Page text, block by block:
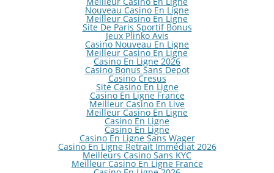
Nouveau Casino En Ligne
Meilleur Casino En Ligne
Site De Paris Sportif Bonus
Jeux Plinko Avis
Casino Nouveau En Ligne
Meilleur Casino En Ligne
Casino En Ligne 2026
Casino Bonus Sans Depot
Casino Cresus
Site Casino En Ligne
Casino En Ligne France
Meilleur Casino En Live
Meilleur Casino En Ligne
Casino En Ligne
Casino En Ligne
Casino En Ligne Sans Wager
Casino En Ligne Retrait Immédiat 2026
Meilleurs Casino Sans KYC
Meilleur Casino En Ligne France